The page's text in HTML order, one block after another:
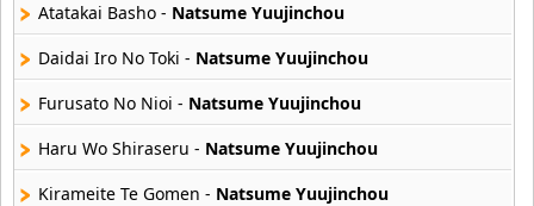
6 músicas online
Akikan
15 músicas online
Alejandro Arnais
3 músicas online
Atatakai Basho - Natsume Yuujinchou
Daidai Iro No Toki - Natsume Yuujinchou
Furusato No Nioi - Natsume Yuujinchou
Haru Wo Shiraseru - Natsume Yuujinchou
Kirameite Te Gomen - Natsume Yuujinchou